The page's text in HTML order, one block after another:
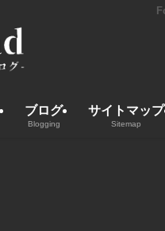
ブログ
Blogging
サイトマップ
Sitemap